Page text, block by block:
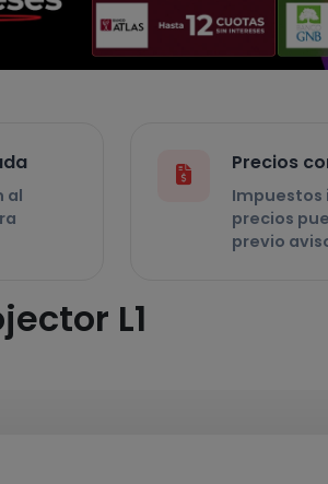
al
Precios
Impuestos
precios
previo
L1